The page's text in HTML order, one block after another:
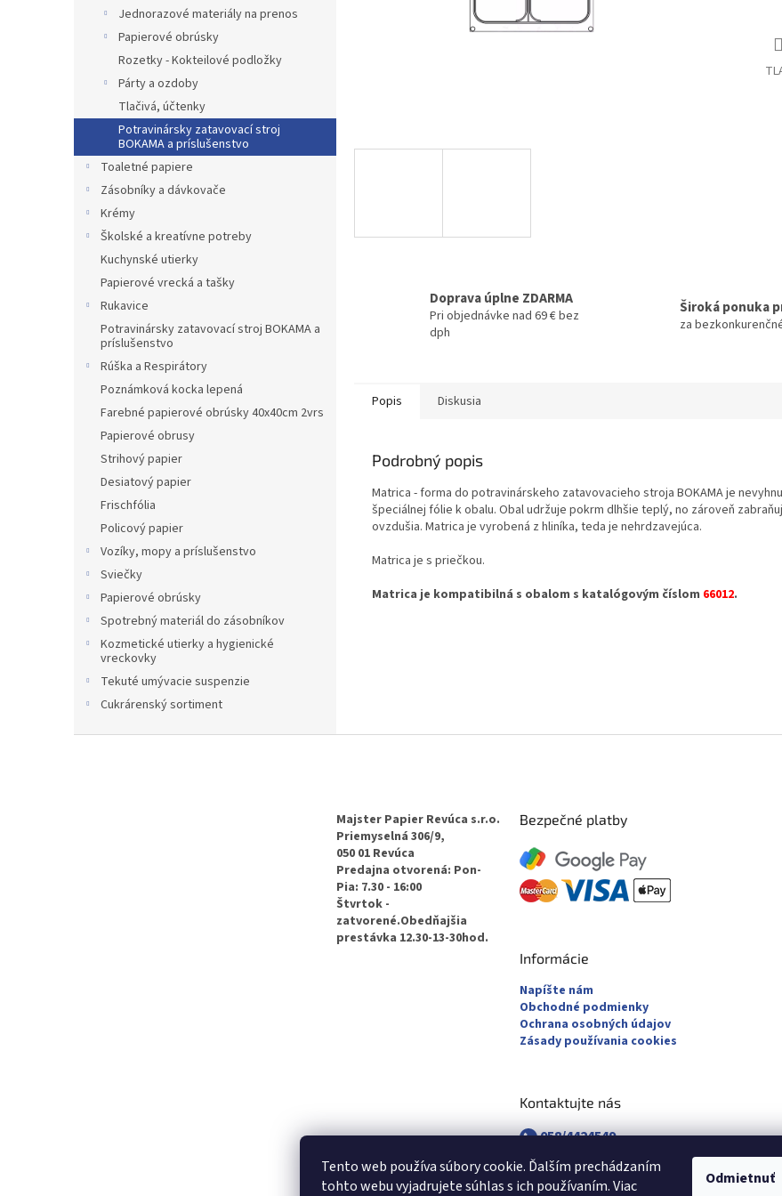
Tento web používa súbory cookie. Ďalším prechádzaním
tohto webu vyjadrujete súhlas s ich používaním. Viac
Odmietnuť
Jednorazové materiály na prenos
Papierové obrúsky
Rozetky - Kokteilové podložky
Párty a ozdoby
Tlačivá, účtenky
Potravinársky zatavovací stroj
BOKAMA a príslušenstvo
Toaletné papiere
Zásobníky a dávkovače
Krémy
Školské a kreatívne potreby
Kuchynské utierky
Papierové vrecká a tašky
Rukavice
Potravinársky zatavovací stroj BOKAMA a
príslušenstvo
Rúška a Respirátory
Poznámková kocka lepená
Farebné papierové obrúsky 40x40cm 2vrs
Papierové obrusy
Strihový papier
Desiatový papier
Frischfólia
Policový papier
Vozíky, mopy a príslušenstvo
Sviečky
Papierové obrúsky
Spotrebný materiál do zásobníkov
Kozmetické utierky a hygienické
vreckovky
Tekuté umývacie suspenzie
Cukrárenský sortiment
Doprava úplne ZDARMA
Pri objednávke nad 69 € bez
dph
Široká ponuka
za
Popis Diskusia
Podrobný popis
Matrica - forma do potravinárskeho zatavovacieho stroja BOKAMA je
špeciálnej fólie k obalu. Obal udržuje pokrm dlhšie teplý, no zároveň
ovzdušia. Matrica je vyrobená z hliníka, teda je nehrdzavejúca.
Matrica je s priečkou.
Matrica je kompatibilná s obalom s katalógovým číslom 66012.
Majster Papier Revúca s.r.o.
Priemyselná 306/9,
050 01 Revúca
Predajna otvorená: Pon-
Pia: 7.30 - 16:00
Štvrtok -
zatvorené.Obedňajšia
prestávka 12.30-13-30hod.
Bezpečné platby
Informácie
Napíšte nám
Obchodné podmienky
Ochrana osobných údajov
Zásady používania cookies
Kontaktujte nás
058/4424549
058/4882830
revuca@majsterpapier.sk